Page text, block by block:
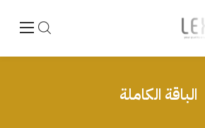
الباقة الكاملة